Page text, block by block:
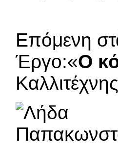
Επόμενη
Έργο:«Ο